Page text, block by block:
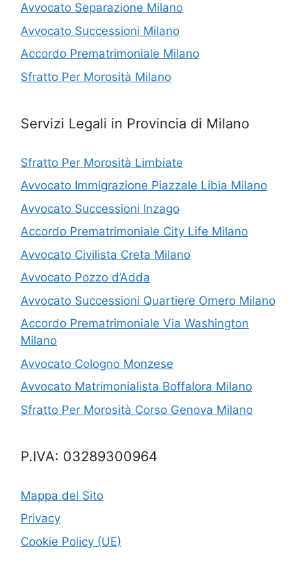
Avvocato Separazione Milano
Avvocato Successioni Milano
Accordo Prematrimoniale Milano
Sfratto Per Morosità Milano
Servizi Legali in Provincia di Milano
Sfratto Per Morosità Limbiate
Avvocato Immigrazione Piazzale Libia Milano
Avvocato Successioni Inzago
Accordo Prematrimoniale City Life Milano
Avvocato Civilista Creta Milano
Avvocato Pozzo d’Adda
Avvocato Successioni Quartiere Omero Milano
Accordo Prematrimoniale Via Washington
Milano
Avvocato Cologno Monzese
Avvocato Matrimonialista Boffalora Milano
Sfratto Per Morosità Corso Genova Milano
P.IVA: 03289300964
Mappa del Sito
Privacy
Cookie Policy (UE)